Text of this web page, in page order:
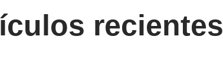
recientes